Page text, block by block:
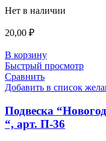
Нет в наличии
20,00 ₽
В корзину
Быстрый просмотр
Сравнить
Добавить в список
Подвеска
“, арт. П-36